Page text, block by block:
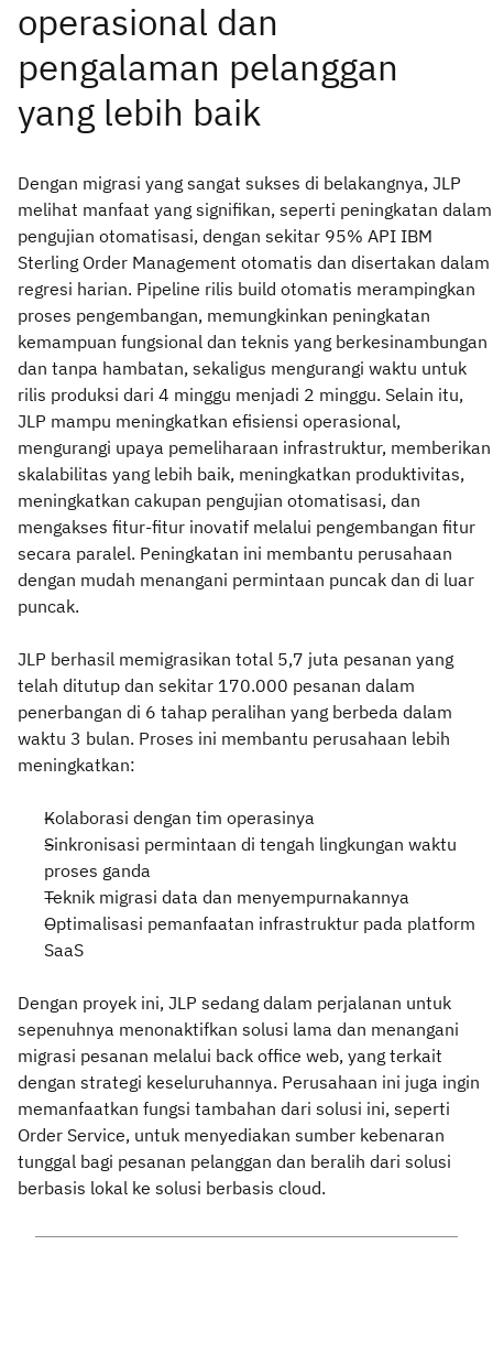
Dengan migrasi yang sangat sukses di belakangnya, JLP
melihat manfaat yang signifikan, seperti peningkatan dalam
pengujian otomatisasi, dengan sekitar 95% API IBM
Sterling Order Management otomatis dan disertakan dalam
regresi harian. Pipeline rilis build otomatis merampingkan
proses pengembangan, memungkinkan peningkatan
kemampuan fungsional dan teknis yang berkesinambungan
dan tanpa hambatan, sekaligus mengurangi waktu untuk
rilis produksi dari 4 minggu menjadi 2 minggu. Selain itu,
JLP mampu meningkatkan efisiensi operasional,
mengurangi upaya pemeliharaan infrastruktur, memberikan
skalabilitas yang lebih baik, meningkatkan produktivitas,
meningkatkan cakupan pengujian otomatisasi, dan
mengakses fitur-fitur inovatif melalui pengembangan fitur
secara paralel. Peningkatan ini membantu perusahaan
dengan mudah menangani permintaan puncak dan di luar
puncak.
JLP berhasil memigrasikan total 5,7 juta pesanan yang
telah ditutup dan sekitar 170.000 pesanan dalam
penerbangan di 6 tahap peralihan yang berbeda dalam
waktu 3 bulan. Proses ini membantu perusahaan lebih
meningkatkan:
Kolaborasi dengan tim operasinya
Sinkronisasi permintaan di tengah lingkungan waktu
proses ganda
Teknik migrasi data dan menyempurnakannya
Optimalisasi pemanfaatan infrastruktur pada platform
SaaS
Dengan proyek ini, JLP sedang dalam perjalanan untuk
sepenuhnya menonaktifkan solusi lama dan menangani
migrasi pesanan melalui back office web, yang terkait
dengan strategi keseluruhannya. Perusahaan ini juga ingin
memanfaatkan fungsi tambahan dari solusi ini, seperti
Order Service, untuk menyediakan sumber kebenaran
tunggal bagi pesanan pelanggan dan beralih dari solusi
berbasis lokal ke solusi berbasis cloud.